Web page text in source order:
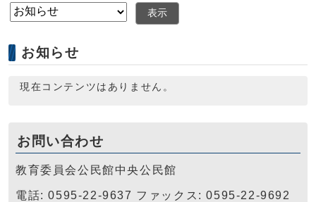
表示
お知らせ
現在コンテンツはありません。
お問い合わせ
教育委員会公民館中央公民館
電話: 0595-22-9637 ファックス: 0595-22-9692